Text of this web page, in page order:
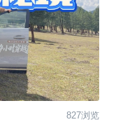
827浏览